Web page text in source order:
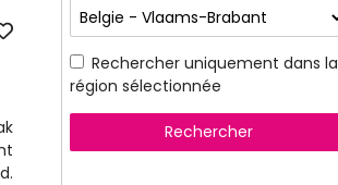
Rechercher uniquement dans la
région sélectionnée
Rechercher